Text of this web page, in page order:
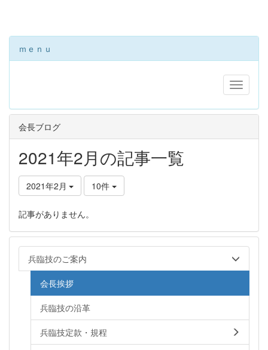
ｍｅｎｕ
会長ブログ
2021年2月の記事一覧
2021年2月 10件
記事がありません。
兵臨技のご案内
会長挨拶
兵臨技の沿革
兵臨技定款・規程